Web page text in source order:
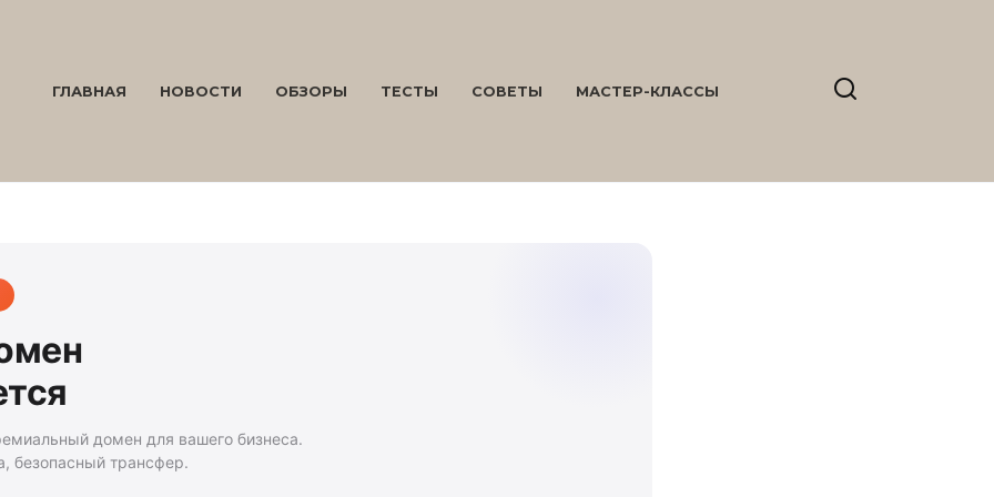
ГЛАВНАЯ НОВОСТИ ОБЗОРЫ ТЕСТЫ СОВЕТЫ МАСТЕР-КЛАССЫ
домен для вашего бизнеса.
безопасный трансфер.